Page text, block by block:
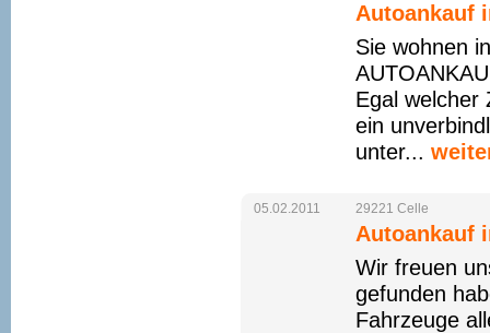
Autoankauf
Sie wohnen
Egal welcher
ein
unter...
05.02.2011 29221 Celle
Autoankauf
Wir freuen
gefunden
Fahrzeuge